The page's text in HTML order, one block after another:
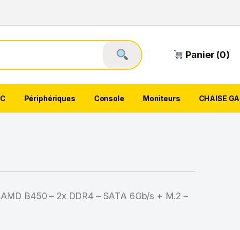
Panier (0)
Périphériques Console Moniteurs CHAISE
B450 – 2x DDR4 – SATA 6Gb/s + M.2 –